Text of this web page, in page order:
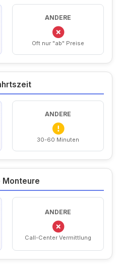
ANDERE
Oft nur "ab" Preise
ANDERE
30-60 Minuten
Monteure
ANDERE
Call-Center Vermittlung